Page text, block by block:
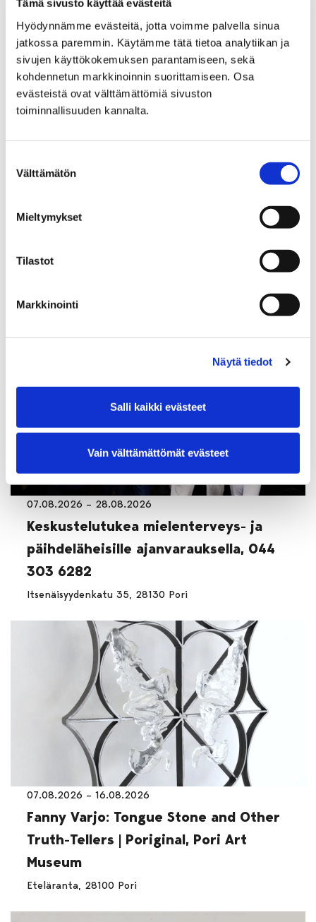
Tämä sivusto käyttää evästeitä
Hyödynnämme evästeitä, jotta voimme palvella sinua
jatkossa paremmin. Käytämme tätä tietoa analytiikan ja
sivujen käyttökokemuksen parantamiseen, sekä
kohdennetun markkinoinnin suorittamiseen. Osa
evästeistä ovat välttämättömiä sivuston
toiminnallisuuden kannalta.
valinta
Välttämätön
Mieltymykset
Tilastot
Markkinointi
Näytä tiedot
Salli kaikki evästeet
Vain välttämättömät evästeet
Gallen-Kallelankatu 8, 28100 Pori
07.08.2026 – 30.08.2026
Points of Modernism | Pori Art
Eteläranta, 28100 Pori
07.08.2026 – 28.08.2026
Keskustelutukea mielenterveys- ja
päihdeläheisille ajanvarauksella, 044
303 6282
Itsenäisyydenkatu 35, 28130 Pori
07.08.2026 – 16.08.2026
Fanny Varjo: Tongue Stone and Other
Truth-Tellers | Poriginal, Pori Art
Museum
Eteläranta, 28100 Pori